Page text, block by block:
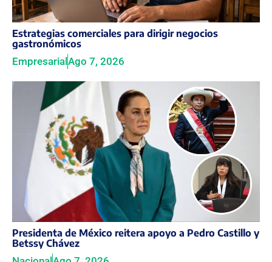
Estrategias comerciales para dirigir negocios
gastronómicos
Empresarial Ago 7, 2026
Presidenta de México reitera apoyo a Pedro Castillo y
Betssy Chávez